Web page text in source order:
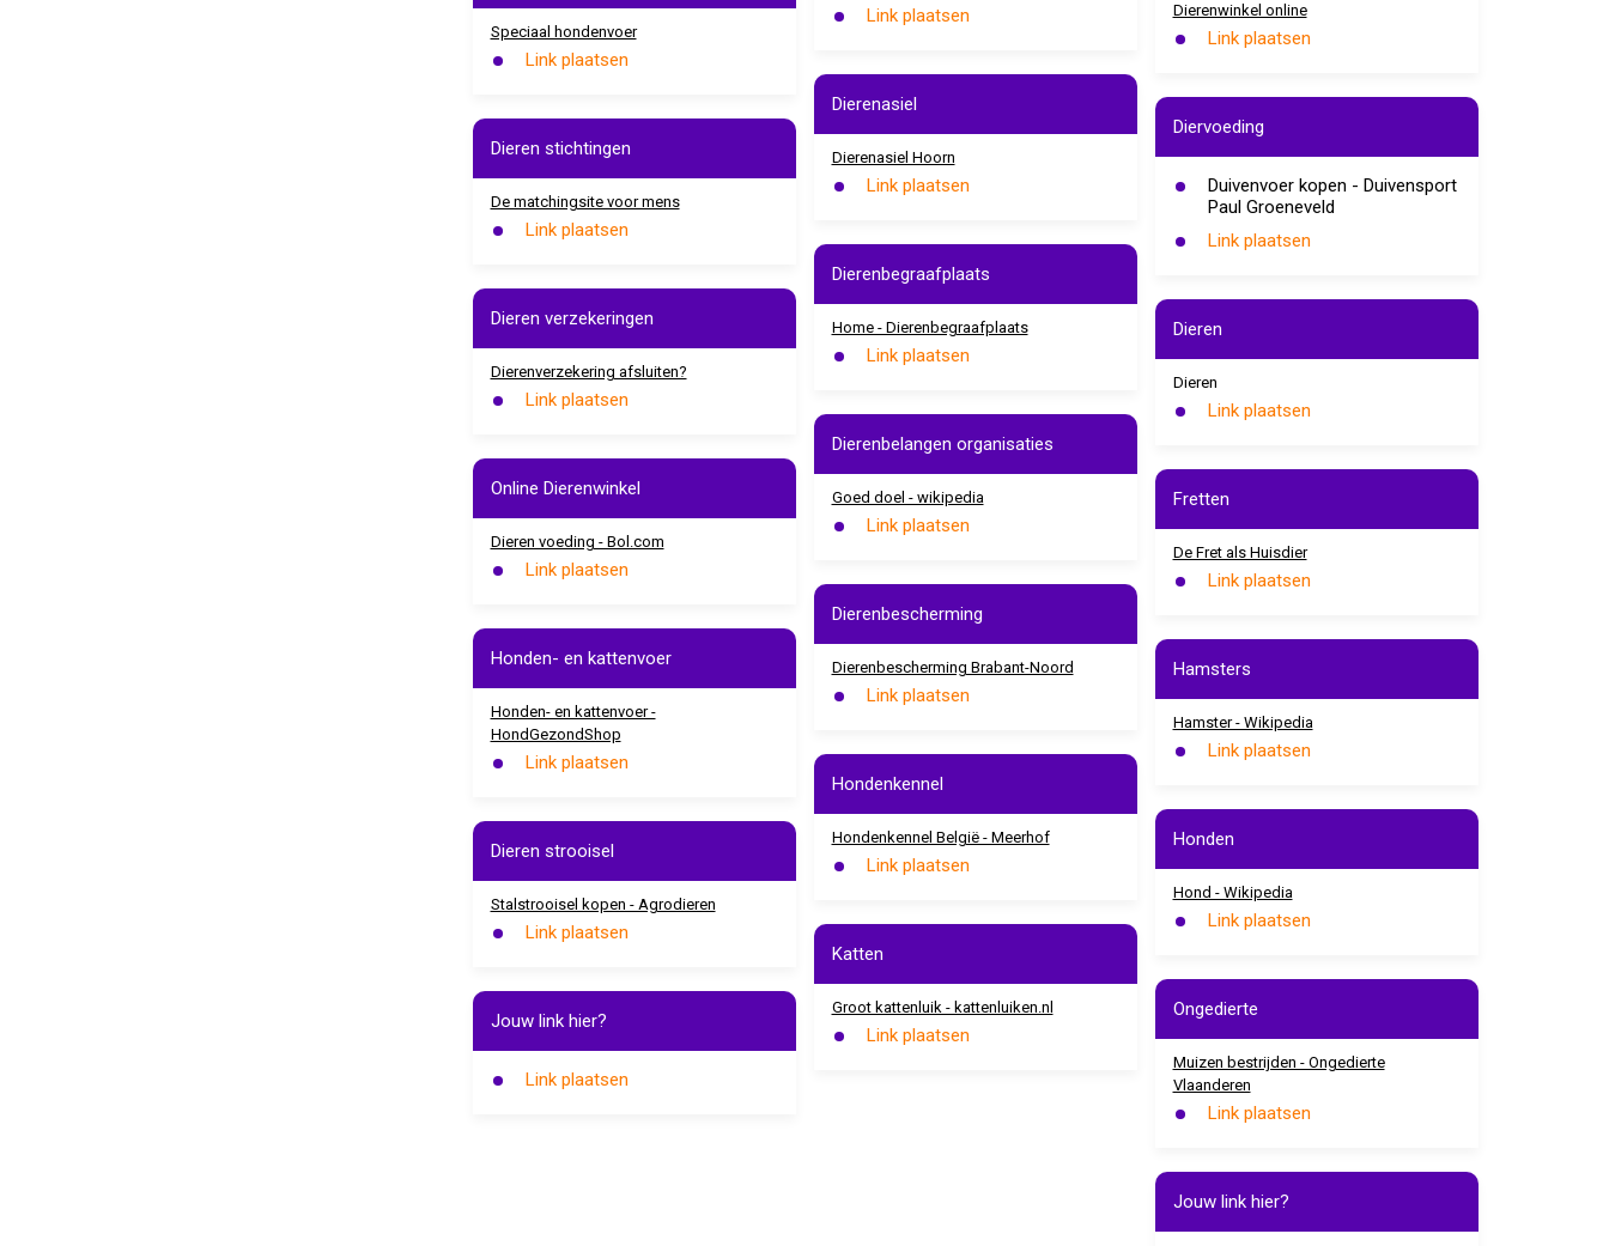
Speciaal hondenvoer
Link plaatsen
Dieren stichtingen
De matchingsite voor mens
Link plaatsen
Dieren verzekeringen
Dierenverzekering afsluiten?
Link plaatsen
Online Dierenwinkel
Dieren voeding - Bol.com
Link plaatsen
Honden- en kattenvoer
Honden- en kattenvoer -
HondGezondShop
Link plaatsen
Dieren strooisel
Stalstrooisel kopen - Agrodieren
Link plaatsen
Jouw link hier?
Link plaatsen
Link plaatsen
Dierenasiel
Dierenasiel Hoorn
Link plaatsen
Dierenbegraafplaats
Home - Dierenbegraafplaats
Link plaatsen
Dierenbelangen organisaties
Goed doel - wikipedia
Link plaatsen
Dierenbescherming
Dierenbescherming Brabant-Noord
Link plaatsen
Hondenkennel
Hondenkennel België - Meerhof
Link plaatsen
Katten
Groot kattenluik - kattenluiken.nl
Link plaatsen
Dierenwinkel online
Link plaatsen
Diervoeding
Duivenvoer kopen - Duivensport
Paul Groeneveld
Link plaatsen
Dieren
Dieren
Link plaatsen
Fretten
De Fret als Huisdier
Link plaatsen
Hamsters
Hamster - Wikipedia
Link plaatsen
Honden
Hond - Wikipedia
Link plaatsen
Ongedierte
Muizen bestrijden - Ongedierte
Vlaanderen
Link plaatsen
Jouw link hier?